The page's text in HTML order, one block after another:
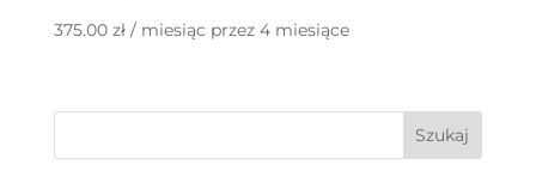
375.00 zł / miesiąc przez 4 miesiące